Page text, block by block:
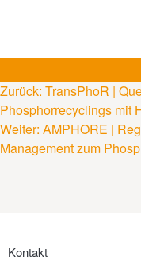
Zurück: TransPhoR |
Phosphorrecyclings mit
Weiter: AMPHORE |
Management zum
Kontakt